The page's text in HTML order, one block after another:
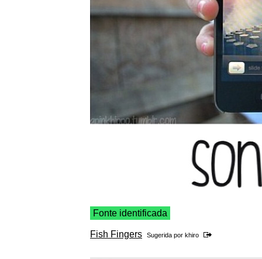
Fonte identificada
Fish Fingers Sugerida por khiro